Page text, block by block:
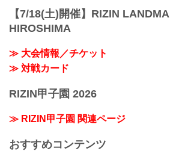
【7/18(土)開催】RIZIN
HIROSHIMA
≫ 大会情報／チケット
≫ 対戦カード
RIZIN甲子園 2026
≫ RIZIN甲子園 関連ページ
おすすめコンテンツ